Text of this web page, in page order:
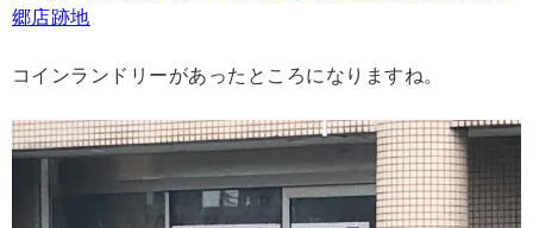
郷店跡地
コインランドリーがあったところになりますね。